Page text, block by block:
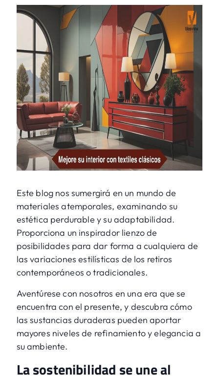
Este blog nos sumergirá en un mundo de
materiales atemporales, examinando su
estética perdurable y su adaptabilidad.
Proporciona un inspirador lienzo de
posibilidades para dar forma a cualquiera de
las variaciones estilísticas de los retiros
contemporáneos o tradicionales.
Aventúrese con nosotros en una era que se
encuentra con el presente, y descubra cómo
las sustancias duraderas pueden aportar
mayores niveles de refinamiento y elegancia a
su ambiente.
La sostenibilidad se une al